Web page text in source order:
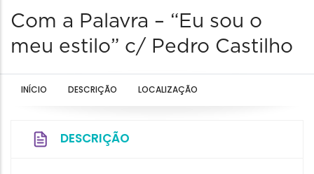
Com a Palavra – “Eu sou o
meu estilo” c/ Pedro Castilho
INÍCIO DESCRIÇÃO LOCALIZAÇÃO
DESCRIÇÃO